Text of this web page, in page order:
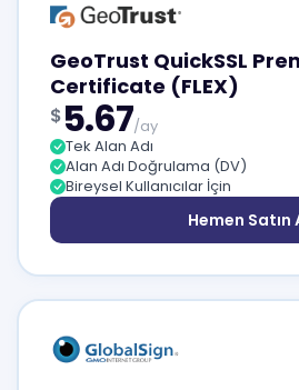
GeoTrust QuickSSL
Certificate (FLEX)
$5.67/ay
Tek Alan Adı
Alan Adı Doğrulama (DV)
Bireysel Kullanıcılar İçin
Hemen Satın